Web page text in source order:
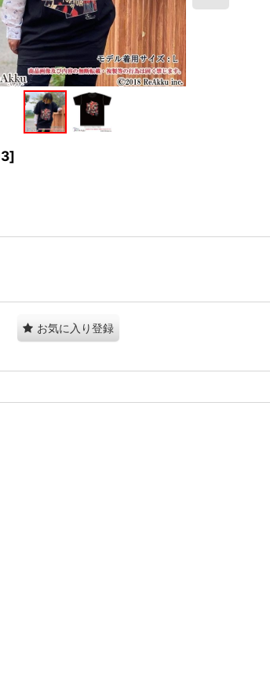
]
お気に入り登録